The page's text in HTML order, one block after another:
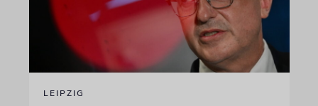
LEIPZIG